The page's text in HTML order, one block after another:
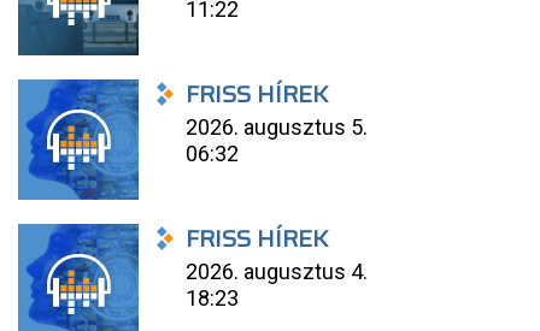
11:22
FRISS HÍREK
2026. augusztus 5.
06:32
FRISS HÍREK
2026. augusztus 4.
18:23